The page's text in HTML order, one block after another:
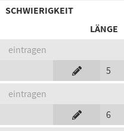
SCHWIERIGKEIT
LÄNGE
eintragen
5
eintragen
6